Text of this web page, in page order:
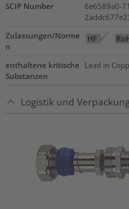
SCIP Number
6e6589a0-
Zulassungen/Norme
n
enthaltene kritische
Substanzen
Lead in
Logistik und